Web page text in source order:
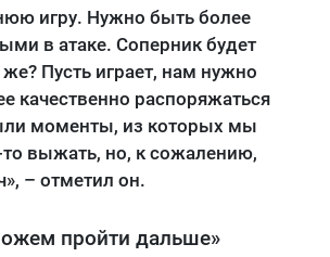
игру. Нужно быть более
в атаке. Соперник будет
же? Пусть играет, нам нужно
качественно распоряжаться
моменты, из которых мы
то выжать, но, к сожалению,
– отметил он.
пройти дальше»